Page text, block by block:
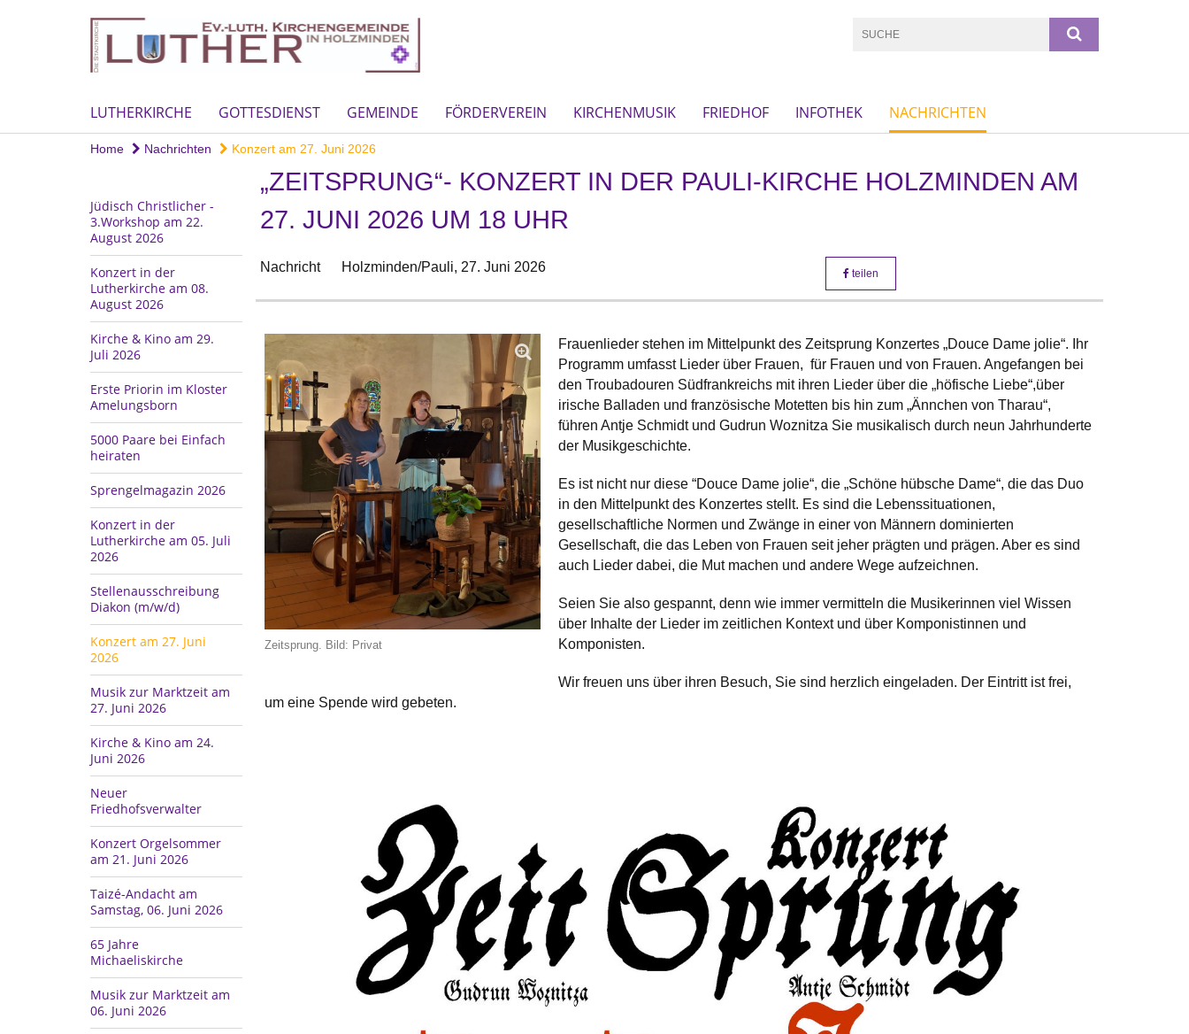
LUTHERKIRCHE GOTTESDIENST GEMEINDE FÖRDERVEREIN KIRCHENMUSIK FRIEDHOF INFOTHEK NACHRICHTEN
Home Nachrichten Konzert am 27. Juni 2026
Jüdisch Christlicher -
3.Workshop am 22.
August 2026
Konzert in der
Lutherkirche am 08.
August 2026
Kirche & Kino am 29.
Juli 2026
Erste Priorin im Kloster
Amelungsborn
5000 Paare bei Einfach
heiraten
Sprengelmagazin 2026
Konzert in der
Lutherkirche am 05. Juli
2026
Stellenausschreibung
Diakon (m/w/d)
Konzert am 27. Juni
2026
Musik zur Marktzeit am
27. Juni 2026
Kirche & Kino am 24.
Juni 2026
Neuer
Friedhofsverwalter
Konzert Orgelsommer
am 21. Juni 2026
Taizé-Andacht am
Samstag, 06. Juni 2026
65 Jahre
Michaeliskirche
Musik zur Marktzeit am
06. Juni 2026
„ZEITSPRUNG“- KONZERT IN DER PAULI-KIRCHE HOLZMINDEN AM
27. JUNI 2026 UM 18 UHR
Nachricht Holzminden/Pauli, 27. Juni 2026 teilen
Zeitsprung. Bild: Privat
Frauenlieder stehen im Mittelpunkt des Zeitsprung Konzertes „Douce Dame jolie“. Ihr
Programm umfasst Lieder über Frauen, für Frauen und von Frauen. Angefangen bei
den Troubadouren Südfrankreichs mit ihren Lieder über die „höfische Liebe“,über
irische Balladen und französische Motetten bis hin zum „Ännchen von Tharau“,
führen Antje Schmidt und Gudrun Woznitza Sie musikalisch durch neun Jahrhunderte
der Musikgeschichte.
Es ist nicht nur diese “Douce Dame jolie“, die „Schöne hübsche Dame“, die das Duo
in den Mittelpunkt des Konzertes stellt. Es sind die Lebenssituationen,
gesellschaftliche Normen und Zwänge in einer von Männern dominierten
Gesellschaft, die das Leben von Frauen seit jeher prägten und prägen. Aber es sind
auch Lieder dabei, die Mut machen und andere Wege aufzeichnen.
Seien Sie also gespannt, denn wie immer vermitteln die Musikerinnen viel Wissen
über Inhalte der Lieder im zeitlichen Kontext und über Komponistinnen und
Komponisten.
Wir freuen uns über ihren Besuch, Sie sind herzlich eingeladen. Der Eintritt ist frei,
um eine Spende wird gebeten.